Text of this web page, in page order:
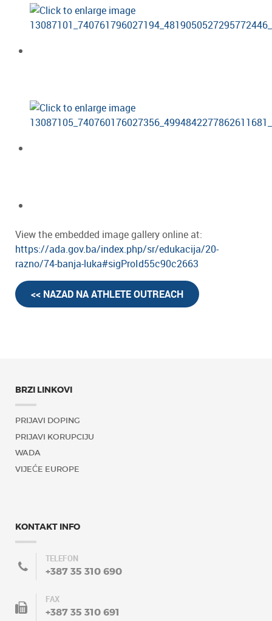
View the embedded image gallery online at:
https://ada.gov.ba/index.php/sr/edukacija/20-
razno/74-banja-luka#sigProId55c90c2663
<< NAZAD NA ATHLETE OUTREACH
BRZI LINKOVI
PRIJAVI DOPING
PRIJAVI KORUPCIJU
WADA
VIJEĆE EUROPE
KONTAKT INFO
TELEFON
+387 35 310 690
FAX
+387 35 310 691